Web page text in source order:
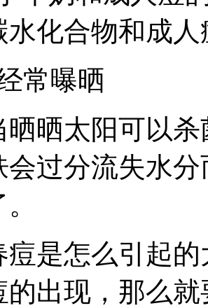
水化合物和成
曝晒
太阳可以杀
会过分流失水
怎么引起的
的出现，那么